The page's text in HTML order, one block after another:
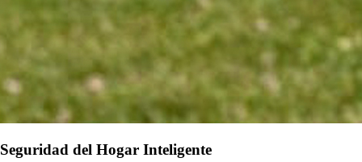
Seguridad del Hogar Inteligente